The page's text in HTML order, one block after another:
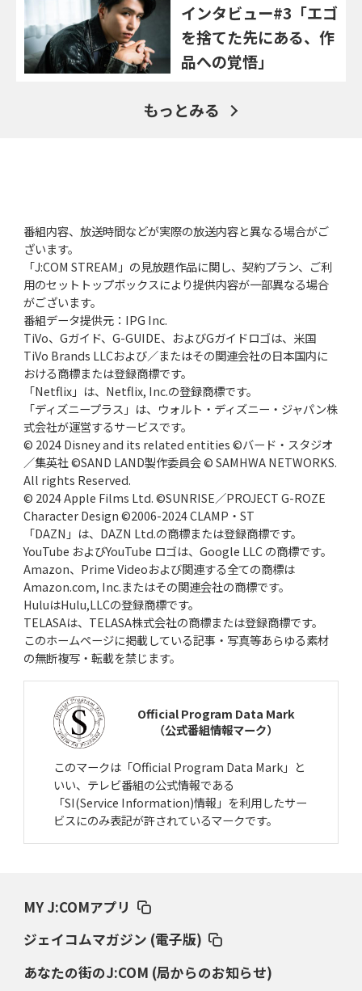
インタビュー#3「エゴ
を捨てた先にある、作
品への覚悟」
もっとみる
番組内容、放送時間などが実際の放送内容と異なる場合がご
ざいます。
「J:COM STREAM」の見放題作品に関し、契約プラン、ご利
用のセットトップボックスにより提供内容が一部異なる場合
がございます。
番組データ提供元：IPG Inc.
TiVo、Gガイド、G-GUIDE、およびGガイドロゴは、米国
TiVo Brands LLCおよび／またはその関連会社の日本国内に
おける商標または登録商標です。
「Netflix」は、Netflix, Inc.の登録商標です。
「ディズニープラス」は、ウォルト・ディズニー・ジャパン株
式会社が運営するサービスです。
© 2024 Disney and its related entities ©バード・スタジオ
／集英社 ©SAND LAND製作委員会 © SAMHWA NETWORKS.
All rights Reserved.
© 2024 Apple Films Ltd. ©SUNRISE／PROJECT G-ROZE
Character Design ©2006-2024 CLAMP・ST
「DAZN」は、DAZN Ltd.の商標または登録商標です。
YouTube およびYouTube ロゴは、Google LLC の商標です。
Amazon、Prime Videoおよび関連する全ての商標は
Amazon.com, Inc.またはその関連会社の商標です。
HuluはHulu,LLCの登録商標です。
TELASAは、TELASA株式会社の商標または登録商標です。
このホームページに掲載している記事・写真等あらゆる素材
の無断複写・転載を禁じます。
Official Program Data Mark
（公式番組情報マーク）
このマークは「Official Program Data Mark」と
いい、テレビ番組の公式情報である
「SI(Service Information)情報」を利用したサー
ビスにのみ表記が許されているマークです。
MY J:COMアプリ
ジェイコムマガジン (電子版)
あなたの街のJ:COM (局からのお知らせ)